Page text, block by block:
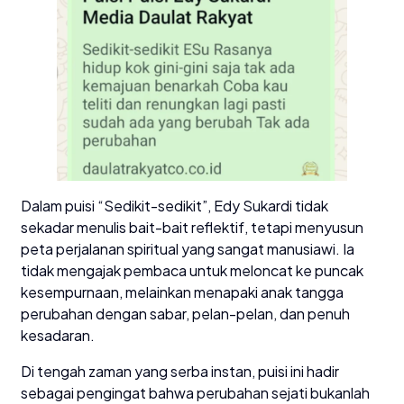
Dalam puisi “Sedikit-sedikit”, Edy Sukardi tidak
sekadar menulis bait-bait reflektif, tetapi menyusun
peta perjalanan spiritual yang sangat manusiawi. Ia
tidak mengajak pembaca untuk meloncat ke puncak
kesempurnaan, melainkan menapaki anak tangga
perubahan dengan sabar, pelan-pelan, dan penuh
kesadaran.
Di tengah zaman yang serba instan, puisi ini hadir
sebagai pengingat bahwa perubahan sejati bukanlah